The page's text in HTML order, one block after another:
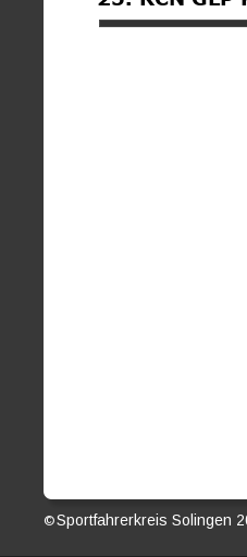
© Sportfahrerkreis Solingen